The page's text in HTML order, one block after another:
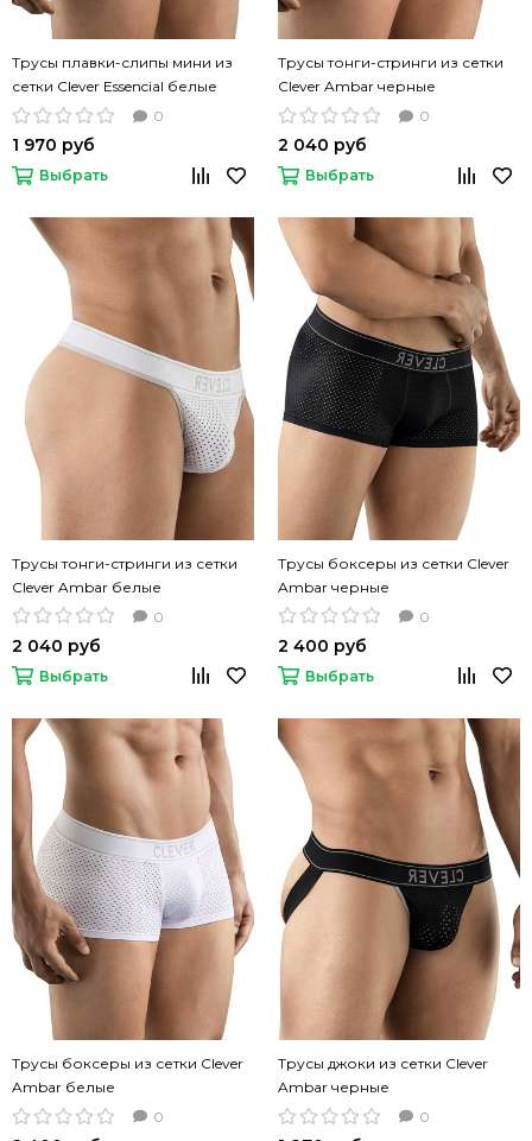
Трусы плавки-слипы мини из
сетки Clever Essencial белые
0
1 970 руб
Выбрать
Трусы тонги-стринги из сетки
Clever Ambar черные
0
2 040 руб
Выбрать
Трусы тонги-стринги из сетки
Clever Ambar белые
0
2 040 руб
Выбрать
Трусы боксеры из сетки Clever
Ambar черные
0
2 400 руб
Выбрать
Трусы боксеры из сетки Clever
Ambar белые
0
Трусы джоки из сетки Clever
Ambar черные
0